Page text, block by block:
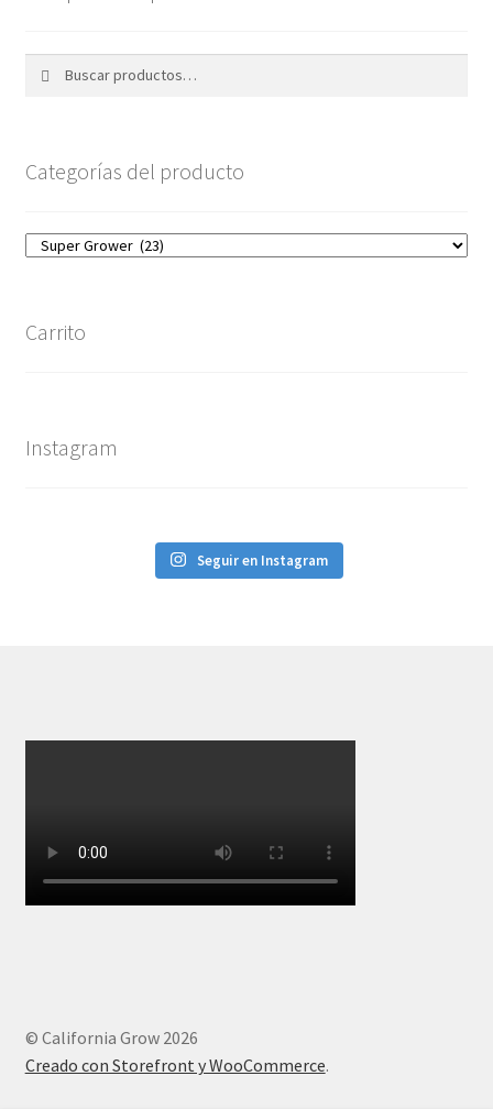
Categorías del producto
Carrito
Instagram
Seguir en Instagram
© California Grow 2026
Creado con Storefront y WooCommerce.